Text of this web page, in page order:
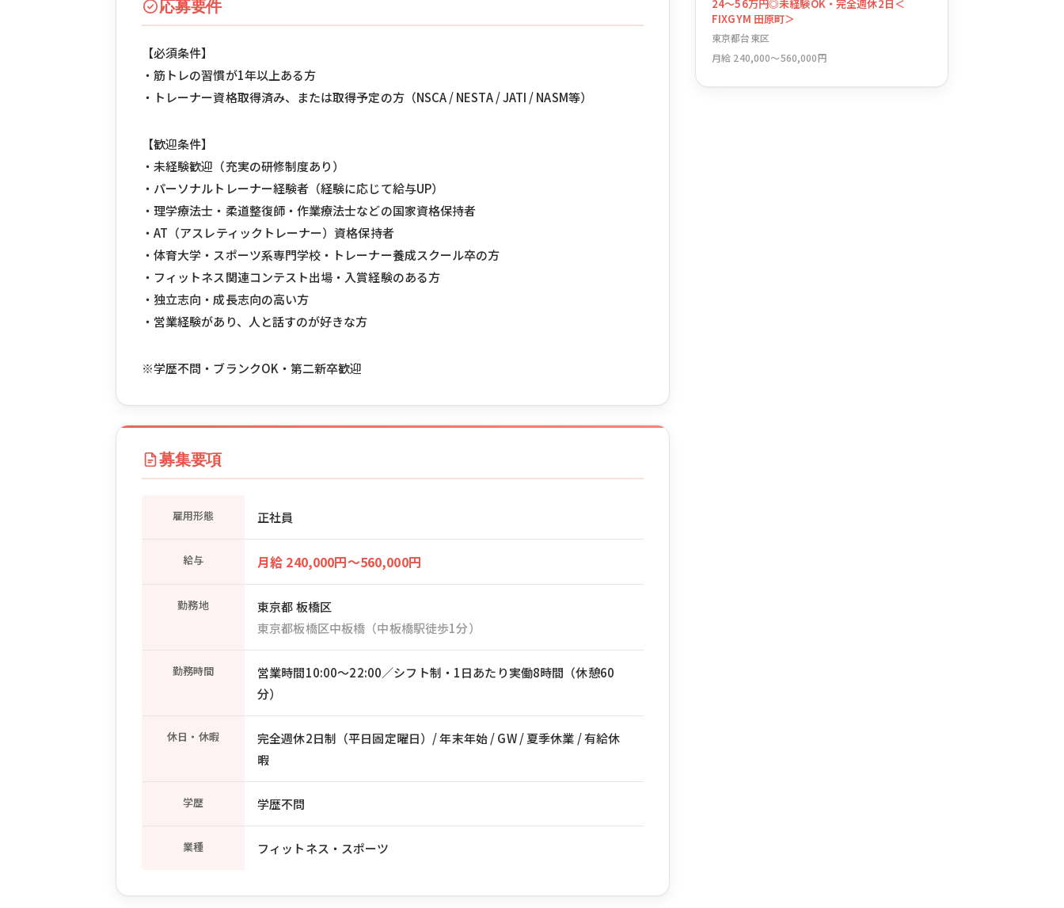
応募要件
【必須条件】
・筋トレの習慣が1年以上ある方
・トレーナー資格取得済み、または取得予定の方（NSCA / NESTA / JATI / NASM等）
【歓迎条件】
・未経験歓迎（充実の研修制度あり）
・パーソナルトレーナー経験者（経験に応じて給与UP）
・理学療法士・柔道整復師・作業療法士などの国家資格保持者
・AT（アスレティックトレーナー）資格保持者
・体育大学・スポーツ系専門学校・トレーナー養成スクール卒の方
・フィットネス関連コンテスト出場・入賞経験のある方
・独立志向・成長志向の高い方
・営業経験があり、人と話すのが好きな方
※学歴不問・ブランクOK・第二新卒歓迎
募集要項
雇用形態 正社員
給与 月給 240,000円〜560,000円
勤務地
東京都 板橋区
東京都板橋区中板橋（中板橋駅徒歩1分）
勤務時間
営業時間10:00〜22:00／シフト制・1日あたり実働8時間（休憩60
分）
休日・休暇
完全週休2日制（平日固定曜日）/ 年末年始 / GW / 夏季休業 / 有給休
暇
学歴 学歴不問
業種 フィットネス・スポーツ
24〜56万円◎未経験OK・完全週休2日＜
FIXGYM 田原町＞
東京都台東区
月給 240,000〜560,000円